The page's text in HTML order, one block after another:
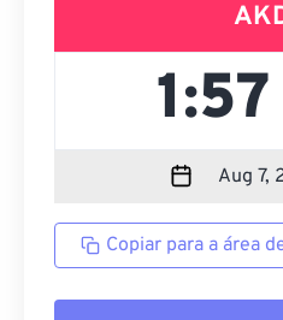
Copiar para a área